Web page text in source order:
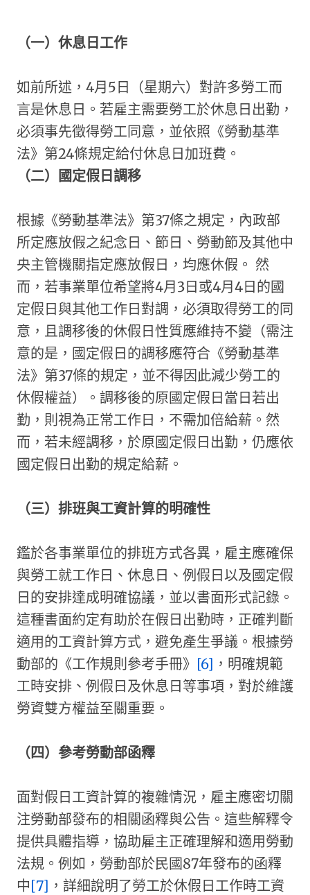
（一）休息日工作
如前所述，4月5日（星期六）對許多勞工而
言是休息日。若雇主需要勞工於休息日出勤，
必須事先徵得勞工同意，並依照《勞動基準
法》第24條規定給付休息日加班費。
（二）國定假日調移
根據《勞動基準法》第37條之規定，內政部
所定應放假之紀念日、節日、勞動節及其他中
央主管機關指定應放假日，均應休假。 ​然
而，若事業單位希望將4月3日或4月4日的國
定假日與其他工作日對調，必須取得勞工的同
意，且調移後的休假日性質應維持不變（需注
意的是，國定假日的調移應符合《勞動基準
法》第37條的規定，並不得因此減少勞工的
休假權益）。​調移後的原國定假日當日若出
勤，則視為正常工作日，不需加倍給薪。​然
而，若未經調移，於原國定假日出勤，仍應依
國定假日出勤的規定給薪。
（三）排班與工資計算的明確性
鑑於各事業單位的排班方式各異，雇主應確保
與勞工就工作日、休息日、例假日以及國定假
日的安排達成明確協議，並以書面形式記錄。
這種書面約定有助於在假日出勤時，正確判斷
適用的工資計算方式，避免產生爭議。根據勞
動部的《工作規則參考手冊》 [6] ，明確規範
工時安排、例假日及休息日等事項，對於維護
勞資雙方權益至關重要。
（四）參考勞動部函釋
面對假日工資計算的複雜情況，雇主應密切關
注勞動部發布的相關函釋與公告。​這些解釋令
提供具體指導，協助雇主正確理解和適用勞動
法規。​例如，勞動部於民國87年發布的函釋
中[7] ，詳細說明了勞工於休假日工作時工資